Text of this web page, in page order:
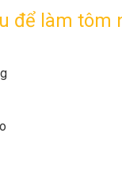
để làm tôm